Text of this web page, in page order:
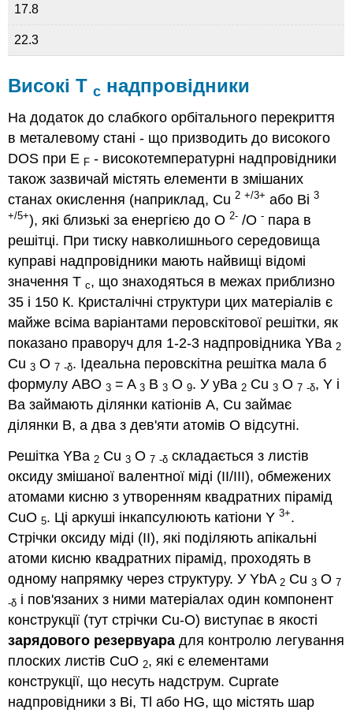
17.8
22.3
Високі Tc надпровідники
На додаток до слабкого орбітального перекриття
в металевому стані - що призводить до високого
DOS при E F - високотемпературні надпровідники
також зазвичай містять елементи в змішаних
станах окислення (наприклад, Cu2 +/3+ або Bi3
+/5+), які близькі за енергією до O2- /O- пара в
решітці. При тиску навколишнього середовища
куправі надпровідники мають найвищі відомі
значення Tc, що знаходяться в межах приблизно
35 і 150 К. Кристалічні структури цих матеріалів є
майже всіма варіантами перовскітової решітки, як
показано праворуч для 1-2-3 надпровідника YBa 2
Cu3 O7 -δ. Ідеальна перовскітна решітка мала б
формулу ABO3 = A3 B3 O9. У yBa 2 Cu3 O7 -δ, Y і
Ba займають ділянки катіонів A, Cu займає
ділянки B, а два з дев'яти атомів O відсутні.
Решітка YBa 2 Cu3 O7 -δ складається з листів
оксиду змішаної валентної міді (II/III), обмежених
атомами кисню з утворенням квадратних пірамід
CuO5. Ці аркуші інкапсулюють катіони Y3+.
Стрічки оксиду міді (II), які поділяють апікальні
атоми кисню квадратних пірамід, проходять в
одному напрямку через структуру. У YbA 2 Cu3 O7
-δ і пов'язаних з ними матеріалах один компонент
конструкції (тут стрічки Cu-O) виступає в якості
зарядового резервуара для контролю легування
плоских листів CuO 2, які є елементами
конструкції, що несуть надструм. Cuprate
надпровідники з Bi, Tl або HG, що містять шар